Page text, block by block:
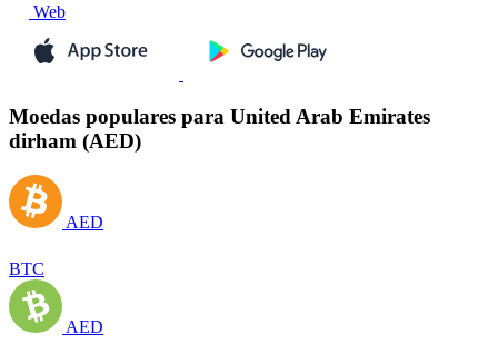
Web
Moedas populares para United Arab Emirates
dirham (AED)
AED
BTC
AED